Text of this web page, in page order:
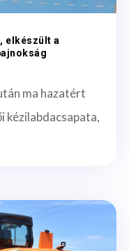
elkészült a
ma hazatért
kézilabdacsapata,